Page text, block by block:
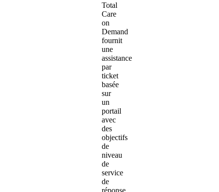
Total
Care
on
Demand
fournit
une
assistance
par
ticket
basée
sur
un
portail
avec
des
objectifs
de
niveau
de
service
de
réponse